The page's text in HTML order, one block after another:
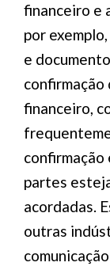
financeiro e
por
e
financeiro,
partes
acordadas.
outras